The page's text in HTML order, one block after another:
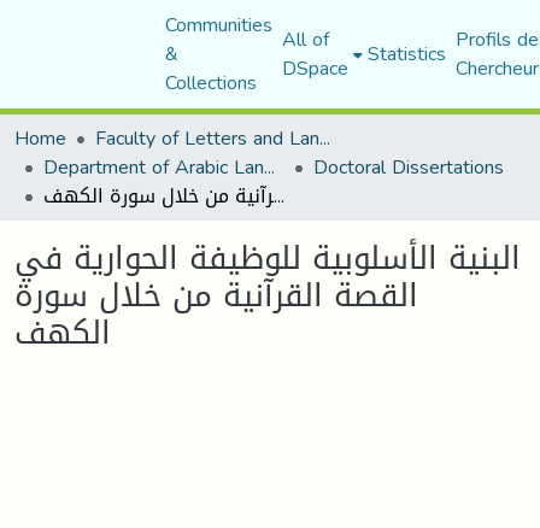
Communities
&
Collections
All of
DSpace Statistics Profils
Home
Faculty of Letters and Languages
Department of Arabic Language and Literature Doctoral Dissertations
البنية الأسلوبية للوظيفة الحوارية في القصة القرآنية من خلال سورة الكهف
البنية الأسلوبية للوظيفة الحوارية في
القصة القرآنية من خلال سورة
الكهف